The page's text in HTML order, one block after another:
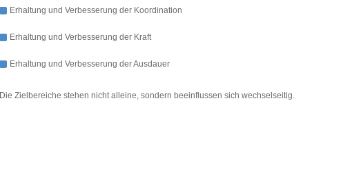
Erhaltung und Verbesserung der Koordination
Erhaltung und Verbesserung der Kraft
Erhaltung und Verbesserung der Ausdauer
Die Zielbereiche stehen nicht alleine, sondern beeinflussen sich wechselseitig.